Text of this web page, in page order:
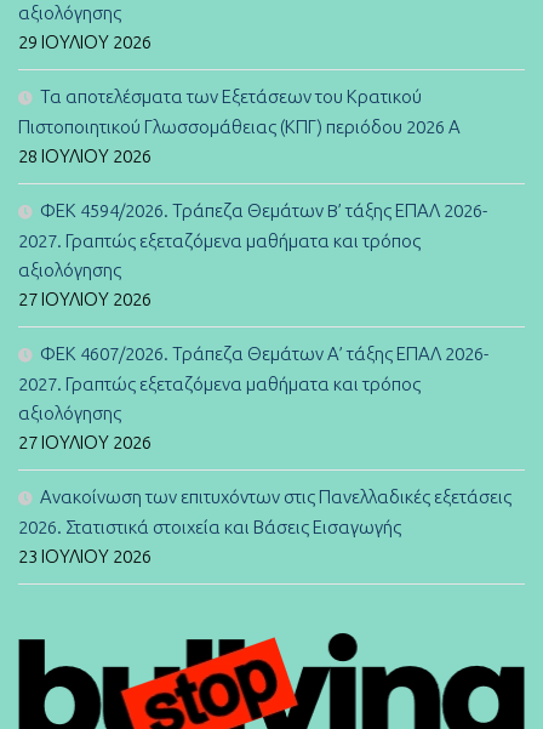
αξιολόγησης
29 ΙΟΥΛΊΟΥ 2026
Τα αποτελέσματα των Εξετάσεων του Κρατικού
Πιστοποιητικού Γλωσσομάθειας (ΚΠΓ) περιόδου 2026 Α
28 ΙΟΥΛΊΟΥ 2026
ΦΕΚ 4594/2026. Τράπεζα Θεμάτων B’ τάξης ΕΠΑΛ 2026-
2027. Γραπτώς εξεταζόμενα μαθήματα και τρόπος
αξιολόγησης
27 ΙΟΥΛΊΟΥ 2026
ΦΕΚ 4607/2026. Τράπεζα Θεμάτων Α’ τάξης ΕΠΑΛ 2026-
2027. Γραπτώς εξεταζόμενα μαθήματα και τρόπος
αξιολόγησης
27 ΙΟΥΛΊΟΥ 2026
Ανακοίνωση των επιτυχόντων στις Πανελλαδικές εξετάσεις
2026. Στατιστικά στοιχεία και Βάσεις Εισαγωγής
23 ΙΟΥΛΊΟΥ 2026